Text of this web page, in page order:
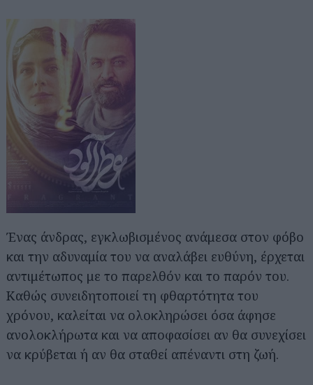
Ένας άνδρας, εγκλωβισμένος ανάμεσα στον φόβο
και την αδυναμία του να αναλάβει ευθύνη, έρχεται
αντιμέτωπος με το παρελθόν και το παρόν του.
Καθώς συνειδητοποιεί τη φθαρτότητα του
χρόνου, καλείται να ολοκληρώσει όσα άφησε
ανολοκλήρωτα και να αποφασίσει αν θα συνεχίσει
να κρύβεται ή αν θα σταθεί απέναντι στη ζωή.